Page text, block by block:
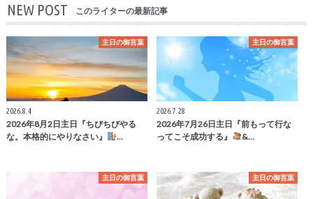
NEW POST このライターの最新記事
主日の御言葉
2026.8.4
2026年8月2日主日『ちびちびやる
な。本格的にやりなさい』
…
主日の御言葉
2026.7.28
2026年7月26日主日『前もって行な
ってこそ成功する』
&…
主日の御言葉 主日の御言葉